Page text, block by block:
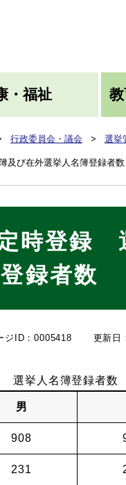
・福祉
行政委員会・議会 > 選挙
及び在外選挙人名簿登録者数
時登録
録者数
ジID：0005418 更新日
選挙人名簿登録者数
男
908
231